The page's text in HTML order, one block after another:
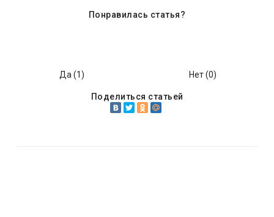
Понравилась статья?
Да (1) Нет (0)
Поделиться статьей